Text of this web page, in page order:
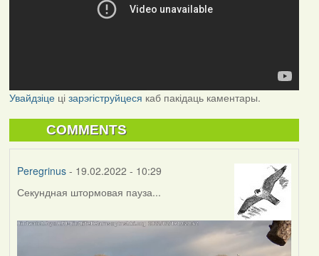
Увайдзіцеці зарэгіструйцеся каб пакідаць каментары.
COMMENTS
Peregrinus- 19.02.2022 - 10:29
Секундная штормовая пауза...